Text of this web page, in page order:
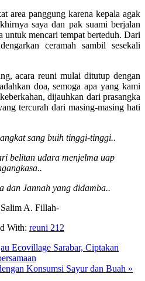
area panggung karena kepala agak
saya dan pak suami berjalan
untuk mencari tempat berteduh. Dari
ceramah sambil sesekali
acara reuni mulai ditutup dengan
doa, semoga apa yang kami
dijauhkan dari prasangka
tercurah dari masing-masing hati
sang buih tinggi-tinggi..
belitan udara menjelma uap
dan Jannah yang didamba..
A. Fillah-
With: reuni 212
Ecovillage Sarabar, Ciptakan
Konsumsi Sayur dan Buah »